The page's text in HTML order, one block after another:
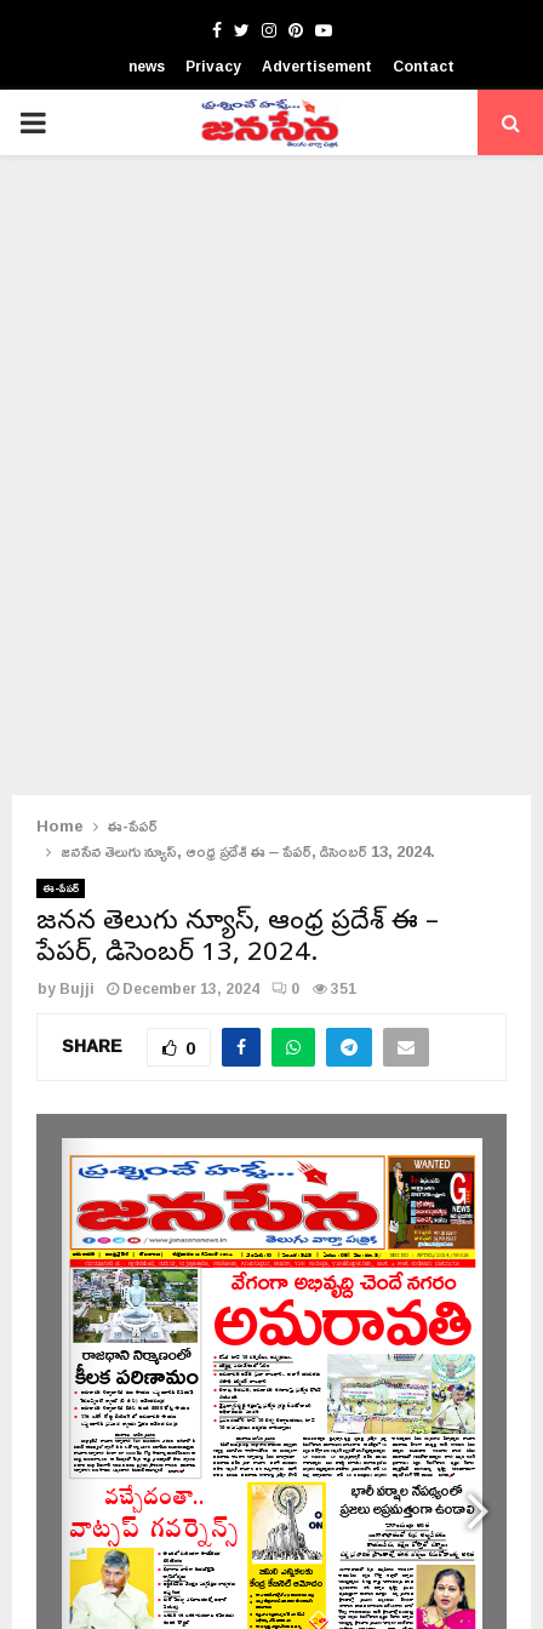
Facebook
TwitterInstagram
Pinterest
Youtube
news Privacy Advertisement Contact
PRIMARY
Home
ఈ-పేపర్
జనసేన తెలుగు న్యూస్, ఆంధ్ర ప్రదేశ్ ఈ – పేపర్, డిసెంబర్ 13, 2024.
ఈ-పేపర్
జనసేన తెలుగు న్యూస్, ఆంధ్ర ప్రదేశ్ ఈ –
పేపర్, డిసెంబర్ 13, 2024.
byBujji December 13, 2024 0 351
SHARE 0